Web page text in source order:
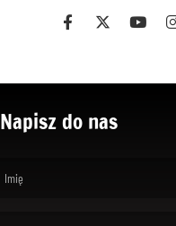
Napisz do nas